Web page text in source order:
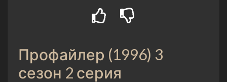
Профайлер (1996) 3
сезон 2 серия